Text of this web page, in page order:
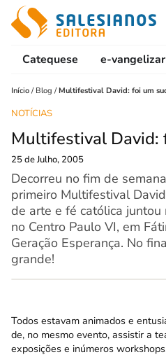
Catequese e-vangelizar
Início / Blog / Multifestival David: foi um
NOTÍCIAS
Multifestival David:
25 de Julho, 2005
Decorreu no fim de
primeiro Multifestival
de arte e fé católica
no Centro Paulo VI, em
Geração Esperança. No
grande!
Todos estavam animados e
de, no mesmo evento, assistir a
exposições e inúmeros